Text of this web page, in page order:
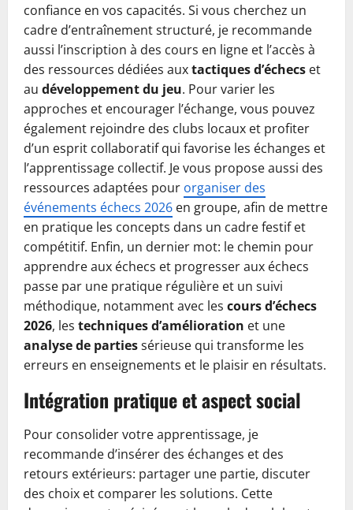
confiance en vos capacités. Si vous cherchez un
cadre d’entraînement structuré, je recommande
aussi l’inscription à des cours en ligne et l’accès à
des ressources dédiées auxtactiques d’échecs et
au développement du jeu. Pour varier les
approches et encourager l’échange, vous pouvez
également rejoindre des clubs locaux et profiter
d’un esprit collaboratif qui favorise les échanges et
l’apprentissage collectif. Je vous propose aussi des
ressources adaptées pour organiser des
événements échecs 2026 en groupe, afin de mettre
en pratique les concepts dans un cadre festif et
compétitif. Enfin, un dernier mot: le chemin pour
apprendre aux échecs et progresser aux échecs
passe par une pratique régulière et un suivi
méthodique, notamment avec les cours d’échecs
2026, les techniques d’amélioration et une
analyse de partiessérieuse qui transforme les
erreurs en enseignements et le plaisir en résultats.
Intégration pratique et aspect social
Pour consolider votre apprentissage, je
recommande d’insérer des échanges et des
retours extérieurs: partager une partie, discuter
des choix et comparer les solutions. Cette